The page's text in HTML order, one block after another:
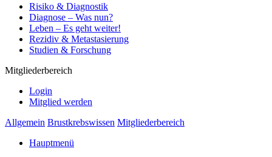
Risiko & Diagnostik
Diagnose – Was nun?
Leben – Es geht weiter!
Rezidiv & Metastasierung
Studien & Forschung
Mitgliederbereich
Login
Mitglied werden
Allgemein Brustkrebswissen Mitgliederbereich
Hauptmenü